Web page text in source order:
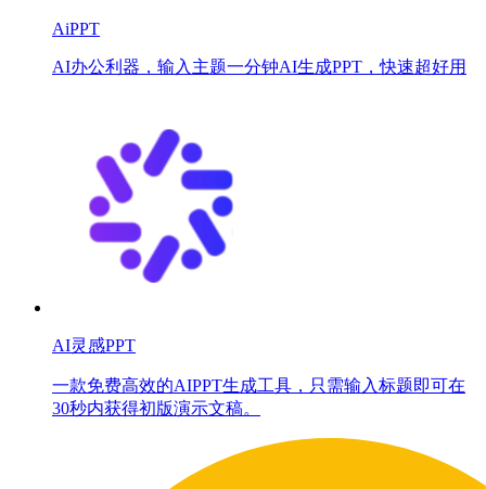
AiPPT
AI办公利器，输入主题一分钟AI生成PPT，快速超好用
AI灵感PPT
一款免费高效的AIPPT生成工具，只需输入标题即可在
30秒内获得初版演示文稿。